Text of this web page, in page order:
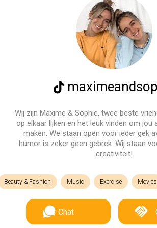
Wij zijn Maxime & Sophie, twee beste
op elkaar lijken en het leuk vinden om jou
maken. We staan open voor ieder gek
humor is zeker geen gebrek. Wij staan
creativiteit!
Beauty & Fashion Music Exercise Movies
Chat